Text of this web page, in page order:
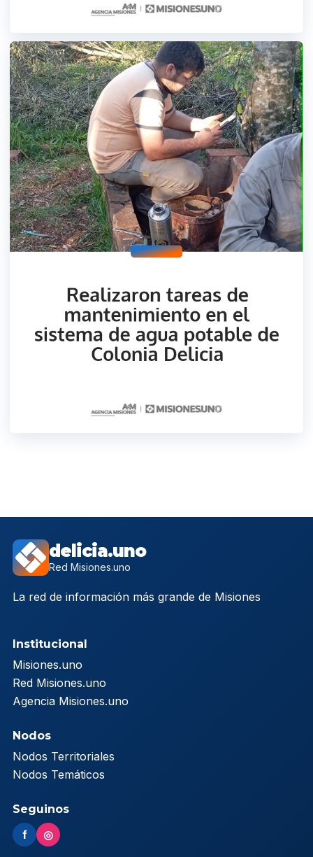
delicia.uno
Red Misiones.uno
La red de información más grande de Misiones
Institucional
Misiones.uno
Red Misiones.uno
Agencia Misiones.uno
Nodos
Nodos Territoriales
Nodos Temáticos
Seguinos
f ◎